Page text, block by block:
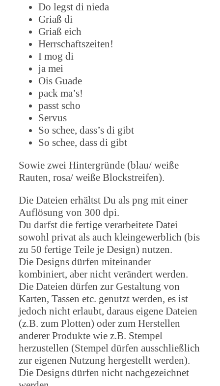
Do legst di nieda
Griaß di
Griaß eich
Herrschaftszeiten!
I mog di
ja mei
Ois Guade
pack ma’s!
passt scho
Servus
So schee, dass’s di gibt
So schee, dass di gibt
Sowie zwei Hintergründe (blau/ weiße
Rauten, rosa/ weiße Blockstreifen).
Die Dateien erhältst Du als png mit einer
Auflösung von 300 dpi.
Du darfst die fertige verarbeitete Datei
sowohl privat als auch kleingewerblich (bis
zu 50 fertige Teile je Design) nutzen.
Die Designs dürfen miteinander
kombiniert, aber nicht verändert werden.
Die Dateien dürfen zur Gestaltung von
Karten, Tassen etc. genutzt werden, es ist
jedoch nicht erlaubt, daraus eigene Dateien
(z.B. zum Plotten) oder zum Herstellen
anderer Produkte wie z.B. Stempel
herzustellen (Stempel dürfen ausschließlich
zur eigenen Nutzung hergestellt werden).
Die Designs dürfen nicht nachgezeichnet